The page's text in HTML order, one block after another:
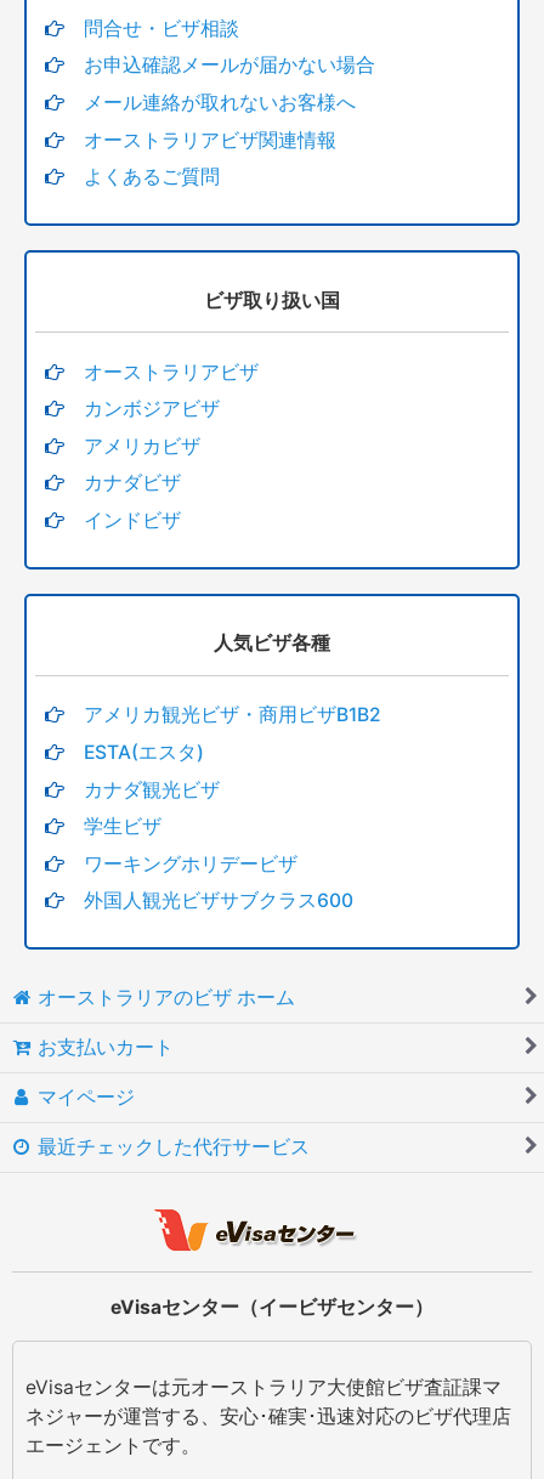
問合せ・ビザ相談
お申込確認メールが届かない場合
メール連絡が取れないお客様へ
オーストラリアビザ関連情報
よくあるご質問
ビザ取り扱い国
オーストラリアビザ
カンボジアビザ
アメリカビザ
カナダビザ
インドビザ
人気ビザ各種
アメリカ観光ビザ・商用ビザB1B2
ESTA(エスタ)
カナダ観光ビザ
学生ビザ
ワーキングホリデービザ
外国人観光ビザサブクラス600
オーストラリアのビザ ホーム
お支払いカート
マイページ
最近チェックした代行サービス
eVisaセンター（イービザセンター）
eVisaセンターは元オーストラリア大使館ビザ査証課マ
ネジャーが運営する、安心･確実･迅速対応のビザ代理店
エージェントです。